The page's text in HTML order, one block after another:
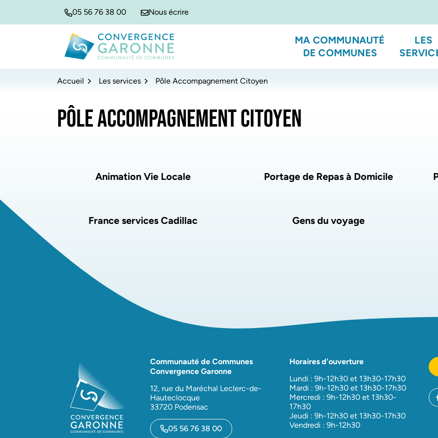
05 56 76 38 00 Nous écrire
Convergence Garonne
MA COMMUNAUTÉ
DE COMMUNES
LES
Accueil Les services Pôle Accompagnement Citoyen
PÔLE ACCOMPAGNEMENT CITOYEN
Liste des pages
Animation Vie Locale Portage de Repas à Domicile
France services Cadillac Gens du voyage
Communauté de Communes
Convergence Garonne
12, rue du Maréchal Leclerc-de-
Hauteclocque
33720 Podensac
05 56 76 38 00
Horaires d'ouverture
Lundi : 9h-12h30 et 13h30-17h30
Mardi : 9h-12h30 et 13h30-17h30
Mercredi : 9h-12h30 et 13h30-
17h30
Jeudi : 9h-12h30 et 13h30-17h30
Vendredi : 9h-12h30